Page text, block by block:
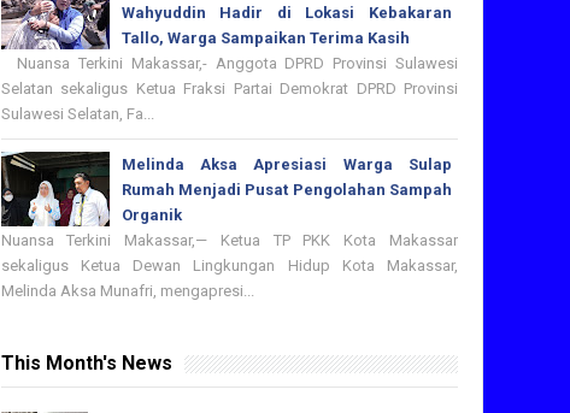
Wahyuddin Hadir di Lokasi Kebakaran
Tallo, Warga Sampaikan Terima Kasih
Nuansa Terkini Makassar,- Anggota DPRD Provinsi Sulawesi
Selatan sekaligus Ketua Fraksi Partai Demokrat DPRD Provinsi
Sulawesi Selatan, Fa...
Melinda Aksa Apresiasi Warga Sulap
Rumah Menjadi Pusat Pengolahan Sampah
Organik
Nuansa Terkini Makassar,— Ketua TP PKK Kota Makassar
sekaligus Ketua Dewan Lingkungan Hidup Kota Makassar,
Melinda Aksa Munafri, mengapresi...
This Month's News